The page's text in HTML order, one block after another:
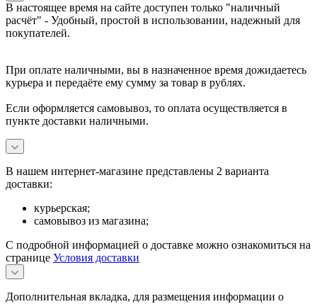
В настоящее время на сайте доступен только "наличный
расчёт" - Удобный, простой в использовании, надежный для
покупателей.
При оплате наличными, вы в назначенное время дожидаетесь
курьера и передаёте ему сумму за товар в рублях.
Если оформляется самовывоз, то оплата осуществляется в
пункте доставки наличными.
В нашем интернет-магазине представлены 2 варианта
доставки:
курьерская;
самовывоз из магазина;
С подробной информацией о доставке можно ознакомиться на
странице Условия доставки
Дополнительная вкладка, для размещения информации о